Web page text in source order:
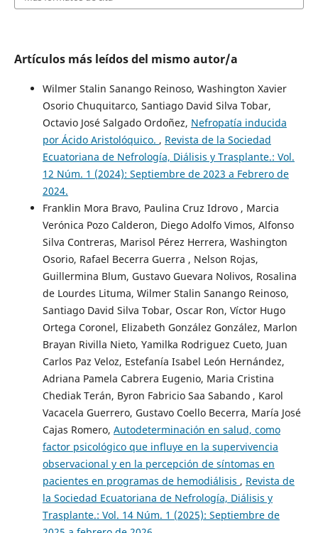
Artículos más leídos del mismo autor/a
Wilmer Stalin Sanango Reinoso, Washington Xavier
Osorio Chuquitarco, Santiago David Silva Tobar,
Octavio José Salgado Ordoñez, Nefropatía inducida
por Ácido Aristolóquico. , Revista de la Sociedad
Ecuatoriana de Nefrología, Diálisis y Trasplante.: Vol.
12 Núm. 1 (2024): Septiembre de 2023 a Febrero de
2024.
Franklin Mora Bravo, Paulina Cruz Idrovo , Marcia
Verónica Pozo Calderon, Diego Adolfo Vimos, Alfonso
Silva Contreras, Marisol Pérez Herrera, Washington
Osorio, Rafael Becerra Guerra , Nelson Rojas,
Guillermina Blum, Gustavo Guevara Nolivos, Rosalina
de Lourdes Lituma, Wilmer Stalin Sanango Reinoso,
Santiago David Silva Tobar, Oscar Ron, Víctor Hugo
Ortega Coronel, Elizabeth González González, Marlon
Brayan Rivilla Nieto, Yamilka Rodriguez Cueto, Juan
Carlos Paz Veloz, Estefanía Isabel León Hernández,
Adriana Pamela Cabrera Eugenio, Maria Cristina
Chediak Terán, Byron Fabricio Saa Sabando , Karol
Vacacela Guerrero, Gustavo Coello Becerra, María José
Cajas Romero, Autodeterminación en salud, como
factor psicológico que influye en la supervivencia
observacional y en la percepción de síntomas en
pacientes en programas de hemodiálisis , Revista de
la Sociedad Ecuatoriana de Nefrología, Diálisis y
Trasplante.: Vol. 14 Núm. 1 (2025): Septiembre de